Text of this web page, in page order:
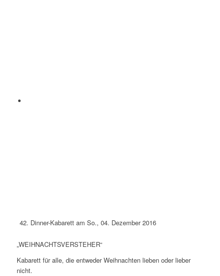
Dinner-Kabarett am So., 04. Dezember 2016
„WEIHNACHTSVERSTEHER“
Kabarett für alle, die entweder Weihnachten lieben oder lieber
nicht.